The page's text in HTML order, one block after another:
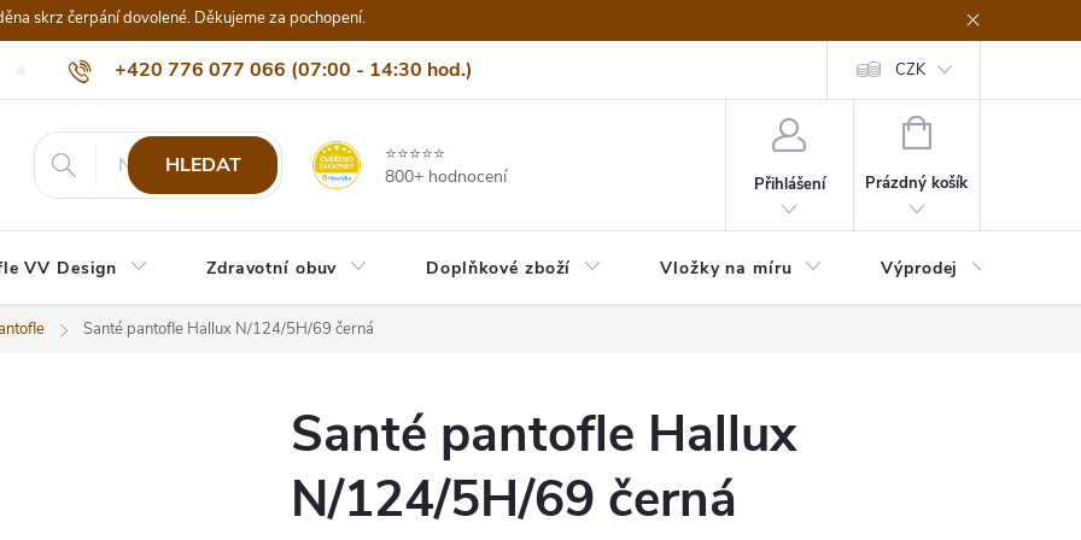
skrz čerpání dovolené. Děkujeme za pochopení.
+420 776 077 066 (07:00 - 14:30 hod.)
info@eshop-vvdesign.cz
Nejčastější dotazy Naši odběratelé Doprava a platba Vrácení, výměna nebo
CZK
HLEDAT
⭐⭐⭐⭐⭐
800+ hodnocení
Přihlášení
NÁKUPNÍ
Prázdný košík
VV Design Zdravotní obuv Doplňkové zboží Vložky na míru Výprodej
Santé pantofle Hallux N/124/5H/69 černá
Santé pantofle Hallux
N/124/5H/69 černá